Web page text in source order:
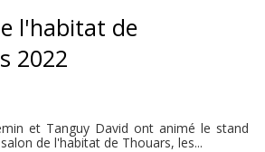
l'habitat de
2022
et Tanguy David ont animé le stand
de l'habitat de Thouars, les...